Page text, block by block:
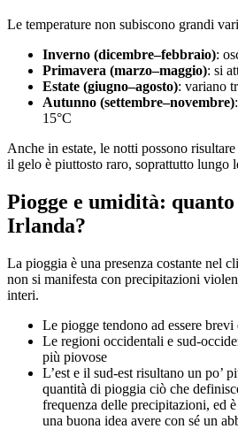
Le temperature non subiscono grandi
Inverno (dicembre–febbraio):
Primavera (marzo–maggio): si
Estate (giugno–agosto): variano
Autunno (settembre–novembre)
15°C
Anche in estate, le notti possono
il gelo è piuttosto raro, soprattutto lungo
Piogge e umidità:
Irlanda?
La pioggia è una presenza costante nel
non si manifesta con precipitazioni
interi.
Le piogge tendono ad essere
Le regioni occidentali e sud-
più piovose
L’est e il sud-est risultano un po’
quantità di pioggia ciò che
frequenza delle precipitazioni, ed
una buona idea avere con sé un